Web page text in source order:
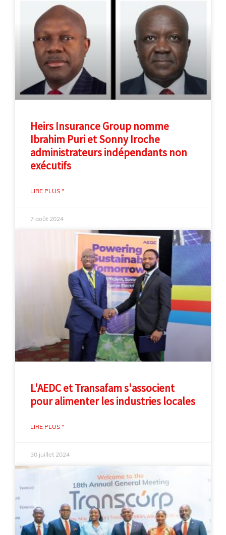
Heirs Insurance Group nomme
Ibrahim Puri et Sonny Iroche
administrateurs indépendants non
exécutifs
LIRE PLUS "
7 août 2024
L'AEDC et Transafam s'associent
pour alimenter les industries locales
LIRE PLUS "
30 juillet 2024